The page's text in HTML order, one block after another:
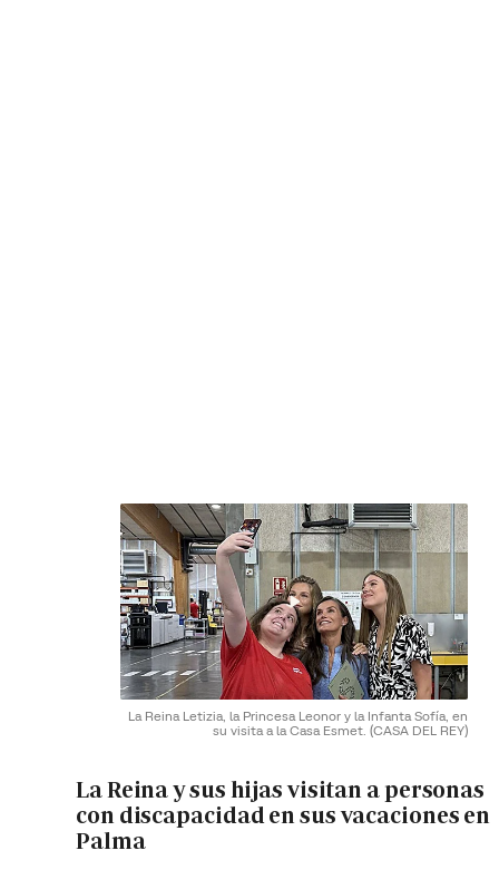
La Reina Letizia, la Princesa Leonor y la Infanta Sofía, en
su visita a la Casa Esmet. (CASA DEL REY)
La Reina y sus hijas visitan a personas
con discapacidad en sus vacaciones en
Palma